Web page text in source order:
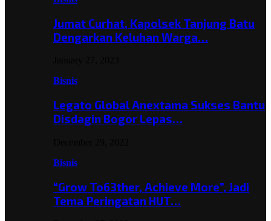
Jumat Curhat, Kapolsek Tanjung Batu
Dengarkan Keluhan Warga…
Bisnis
Legato Global Anextama Sukses Bantu
Disdagin Bogor Lepas…
Bisnis
“Grow To63ther, Achieve More”, Jadi
Tema Peringatan HUT…